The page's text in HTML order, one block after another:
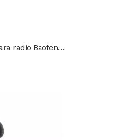
Laringófono simple para radio Baofeng / Keenwood